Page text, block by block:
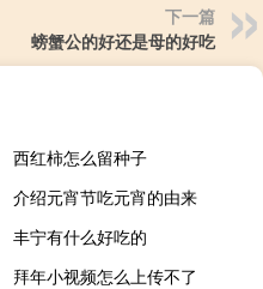
下一篇
螃蟹公的好还是母的好吃
西红柿怎么留种子
介绍元宵节吃元宵的由来
丰宁有什么好吃的
拜年小视频怎么上传不了